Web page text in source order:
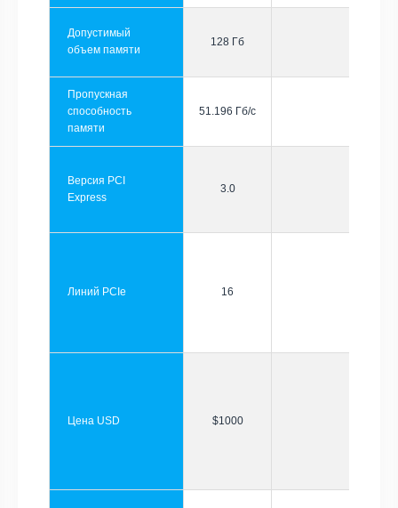
Допустимый
объем памяти
128 Гб
Пропускная
способность
памяти
51.196 Гб/с
Версия PCI
Express
3.0
Линий PCIe 16
Цена USD $1000